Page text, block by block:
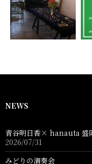
NEWS
青谷明日香× hanauta 盛
2026/07/31
みどりの演奏会